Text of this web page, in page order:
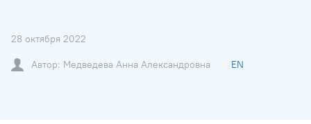
28 октября 2022
Автор: Медведева Анна Александровна EN